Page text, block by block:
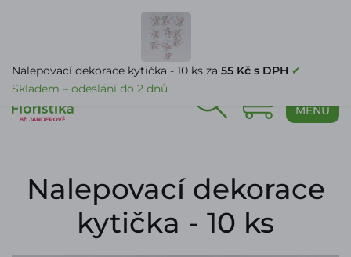
MENU
Nalepovací dekorace
kytička - 10 ks
Nalepovací dekorace kytička - 10 ks za 55 Kč s DPH ✔
Skladem – odeslání do 2 dnů